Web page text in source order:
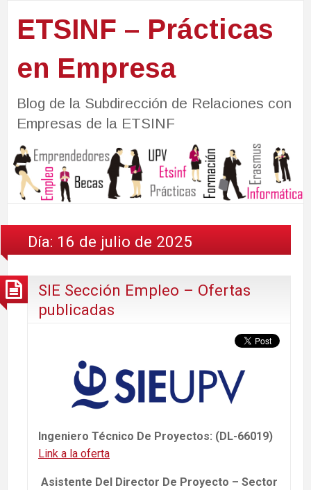
ETSINF – Prácticas
en Empresa
Blog de la Subdirección de Relaciones con
Empresas de la ETSINF
Día: 16 de julio de 2025
SIE Sección Empleo – Ofertas
publicadas
Ingeniero Técnico De Proyectos: (DL-66019)
Link a la oferta
Asistente Del Director De Proyecto – Sector